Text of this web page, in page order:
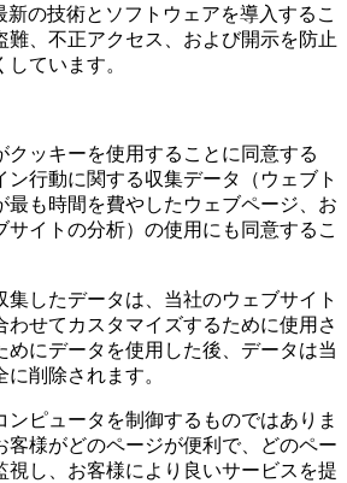
の技術とソフトウェアを導入するこ
難、不正アクセス、および開示を防止
ています。
クッキーを使用することに同意する
ン行動に関する収集データ（ウェブト
最も時間を費やしたウェブページ、お
サイトの分析）の使用にも同意するこ
集したデータは、当社のウェブサイト
わせてカスタマイズするために使用さ
めにデータを使用した後、データは当
削除されます。
ンピュータを制御するものではありま
客様がどのページが便利で、どのペー
視し、お客様により良いサービスを提